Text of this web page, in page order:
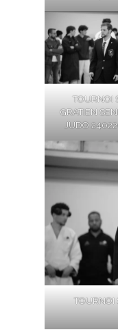
TOURNOI
GRATIEN
JUDO
TOURNOI